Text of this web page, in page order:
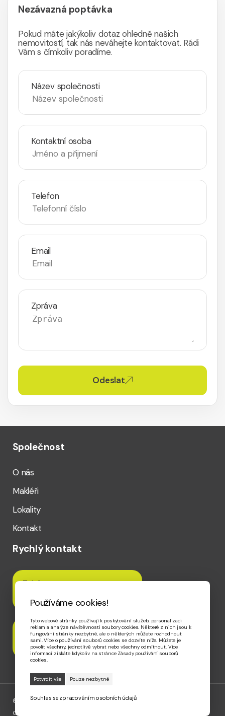
Nezávazná poptávka
Pokud máte jakýkoliv dotaz ohledně našich
nemovitostí, tak nás neváhejte kontaktovat. Rádi
Vám s čímkoliv poradíme.
Název společnosti
Kontaktní osoba
Telefon
Email
Zpráva
Odeslat
Společnost
O nás
Makléři
Lokality
Kontakt
Rychlý kontakt
Telefon
Email
info@contentreality.cz
@ 2026 CONTENT REALITY s.r.o., Web vytvořilo
Obchodní podmínky
Používáme cookies!
Tyto webové stránky používají k poskytování služeb, personalizaci
reklam a analýze návštěvnosti soubory cookies. Některé z nich jsou k
fungování stránky nezbytné, ale o některých můžete rozhodnout
sami. Více o používání souborů cookies se dozvíte níže. Můžete je
povolit všechny, jednotlivě vybrat nebo všechny odmítnout. Více
informací získáte kdykoliv na stránce Zásady používání souborů
cookies.
Souhlas se zpracováním osobních údajů